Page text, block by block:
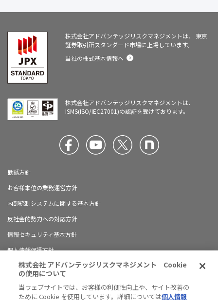
株式会社アドバンテッジリスクマネジメントは、
東京
証券取引所スタンダード市場に上場しています。
当社の株式基本情報へ
株式会社アドバンテッジリスクマネジメントは、
ISMS(ISO/IEC27001)の認証を受けております。
勧誘方針
お客様本位の業務運営方針
内部統制システムに関する基本方針
反社会的勢力への対応方針
情報セキュリティ基本方針
個人情報保護方針
ブランドガイドライン
ハラスメント防止の対応方針
株式会社 アドバンテッジリスクマネジメント Cookie
の使用について
当ウェブサイトでは、お客様の利便性向上や、サイト改善の
ために Cookie を使用しています。詳細については個人情報